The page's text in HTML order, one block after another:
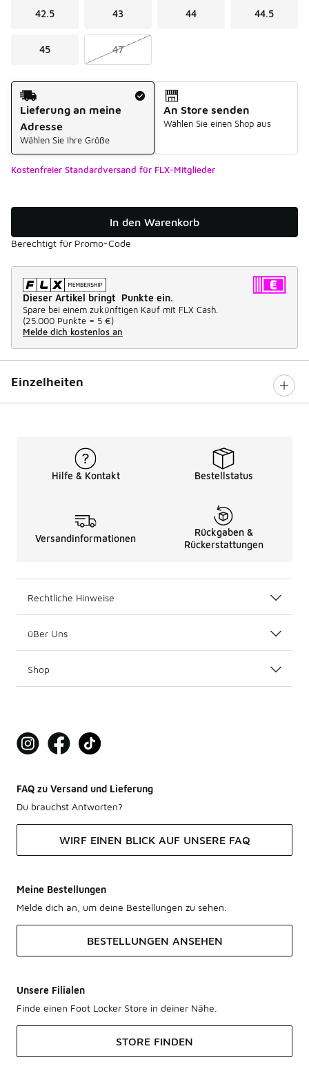
42.5 43 44 44.5
45 47
Versandart
Lieferung an meine
Adresse
Wählen Sie Ihre Größe
An Store senden
Wählen Sie einen Shop aus
Kostenfreier Standardversand für FLX-Mitglieder
In den Warenkorb
Berechtigt für Promo-Code
Dieser Artikel bringt Punkte ein.
Spare bei einem zukünftigen Kauf mit FLX Cash.
(25.000 Punkte = 5 €)
Melde dich kostenlos an
Einzelheiten
Hilfe & Kontakt Bestellstatus
Versandinformationen
Rückgaben &
Rückerstattungen
Rechtliche Hinweise
üBer Uns
Shop
FAQ zu Versand und Lieferung
Du brauchst Antworten?
WIRF EINEN BLICK AUF UNSERE FAQ
Meine Bestellungen
Melde dich an, um deine Bestellungen zu sehen.
BESTELLUNGEN ANSEHEN
Unsere Filialen
Finde einen Foot Locker Store in deiner Nähe.
STORE FINDEN